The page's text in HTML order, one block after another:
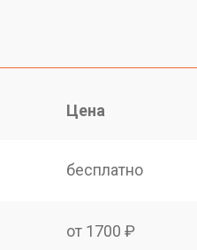
Цена
бесплатно
от 1700 ₽